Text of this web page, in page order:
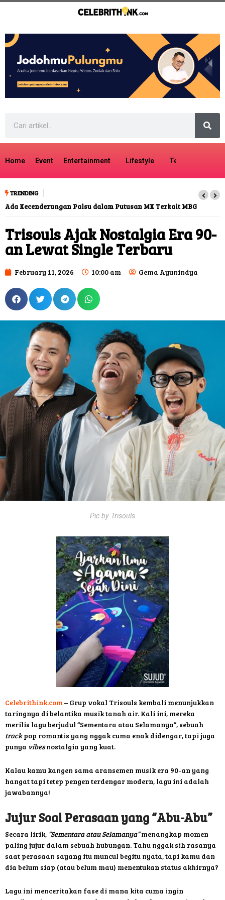
Home Event Entertainment Lifestyle Tech
TRENDING
Ada Kecenderungan Palsu dalam Putusan MK Terkait MBG
Trisouls Ajak Nostalgia Era 90-
an Lewat Single Terbaru
February 11, 2026 10:00 am Gema Ayunindya
Pic by Trisouls
Celebrithink.com – Grup vokal Trisouls kembali menunjukkan
taringnya di belantika musik tanah air. Kali ini, mereka
merilis lagu berjudul “Sementara atau Selamanya”, sebuah
trackpop romantis yang nggak cuma enak didengar, tapi juga
punya vibesnostalgia yang kuat.
Kalau kamu kangen sama aransemen musik era 90-an yang
hangat tapi tetep pengen terdengar modern, lagu ini adalah
jawabannya!
Jujur Soal Perasaan yang “Abu-Abu”
Secara lirik, “Sementara atau Selamanya”menangkap momen
paling jujur dalam sebuah hubungan. Tahu nggak sih rasanya
saat perasaan sayang itu muncul begitu nyata, tapi kamu dan
dia belum siap (atau belum mau) menentukan status akhirnya?
Lagu ini menceritakan fase di mana kita cuma ingin